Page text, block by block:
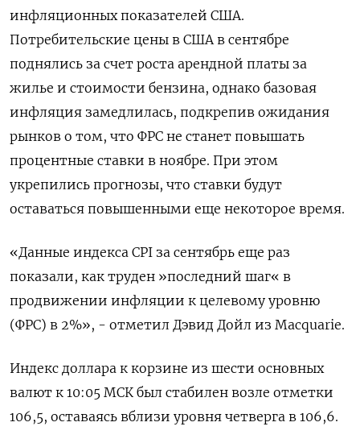
инфляционных показателей США.
Потребительские цены в США в сентябре
поднялись за счет роста арендной платы за
жилье и стоимости бензина, однако базовая
инфляция замедлилась, подкрепив ожидания
рынков о том, что ФРС не станет повышать
процентные ставки в ноябре. При этом
укрепились прогнозы, что ставки будут
оставаться повышенными еще некоторое время.
«Данные индекса CPI за сентябрь еще раз
показали, как труден »последний шаг« в
продвижении инфляции к целевому уровню
(ФРС) в 2%», - отметил Дэвид Дойл из Macquarie.
Индекс доллара к корзине из шести основных
валют к 10:05 МСК был стабилен возле отметки
106,5​, оставаясь вблизи уровня четверга в 106,6.